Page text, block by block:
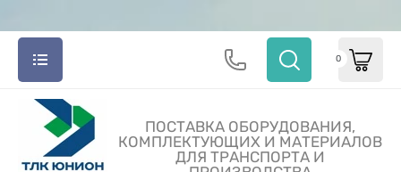
ПОСТАВКА ОБОРУДОВАНИЯ,
КОМПЛЕКТУЮЩИХ И МАТЕРИАЛОВ
ДЛЯ ТРАНСПОРТА И
0